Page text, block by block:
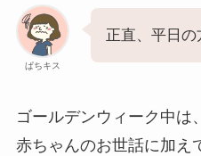
ぱちキス
正直、平日
ゴールデンウィーク中は、
赤ちゃんのお世話に加え